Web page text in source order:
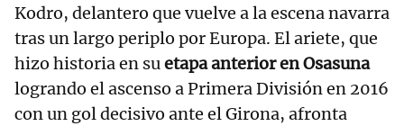
Kodro, delantero que vuelve a la escena navarra
tras un largo periplo por Europa. El ariete, que
hizo historia en suetapa anterior en Osasuna
logrando el ascenso a Primera División en 2016
con un gol decisivo ante el Girona, afronta